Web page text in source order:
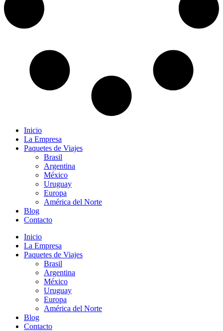
Inicio
La Empresa
Paquetes de Viajes
Brasil
Argentina
México
Uruguay
Europa
América del Norte
Blog
Contacto
Inicio
La Empresa
Paquetes de Viajes
Brasil
Argentina
México
Uruguay
Europa
América del Norte
Blog
Contacto